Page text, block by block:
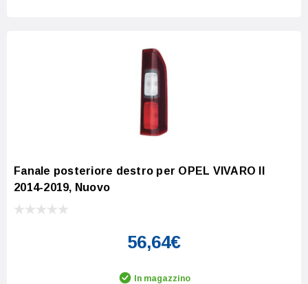
Fanale posteriore destro per OPEL VIVARO II
2014-2019, Nuovo
56,64€
In magazzino